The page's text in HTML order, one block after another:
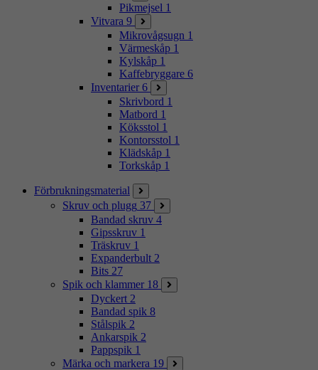
Pikmejsel 1
Vitvara 9
Mikrovågsugn 1
Värmeskåp 1
Kylskåp 1
Kaffebryggare 6
Inventarier 6
Skrivbord 1
Matbord 1
Köksstol 1
Kontorsstol 1
Klädskåp 1
Torkskåp 1
Förbrukningsmaterial
Skruv och plugg 37
Bandad skruv 4
Gipsskruv 1
Träskruv 1
Expanderbult 2
Bits 27
Spik och klammer 18
Dyckert 2
Bandad spik 8
Stålspik 2
Ankarspik 2
Pappspik 1
Märka och markera 19